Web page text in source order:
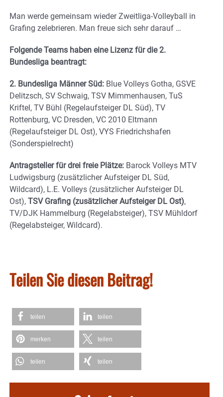
Man werde gemeinsam wieder Zweitliga-Volleyball in
Grafing zelebrieren. Man freue sich sehr darauf …
Folgende Teams haben eine Lizenz für die 2.
Bundesliga beantragt:
2. Bundesliga Männer Süd: Blue Volleys Gotha, GSVE
Delitzsch, SV Schwaig, TSV Mimmenhausen, TuS
Kriftel, TV Bühl (Regelaufsteiger DL Süd), TV
Rottenburg, VC Dresden, VC 2010 Eltmann
(Regelaufsteiger DL Ost), VYS Friedrichshafen
(Sonderspielrecht)
Antragsteller für drei freie Plätze: Barock Volleys MTV
Ludwigsburg (zusätzlicher Aufsteiger DL Süd,
Wildcard), L.E. Volleys (zusätzlicher Aufsteiger DL
Ost), TSV Grafing (zusätzlicher Aufsteiger DL Ost),
TV/DJK Hammelburg (Regelabsteiger), TSV Mühldorf
(Regelabsteiger, Wildcard).
Teilen Sie diesen Beitrag!
teilen teilen
merken teilen
teilen teilen